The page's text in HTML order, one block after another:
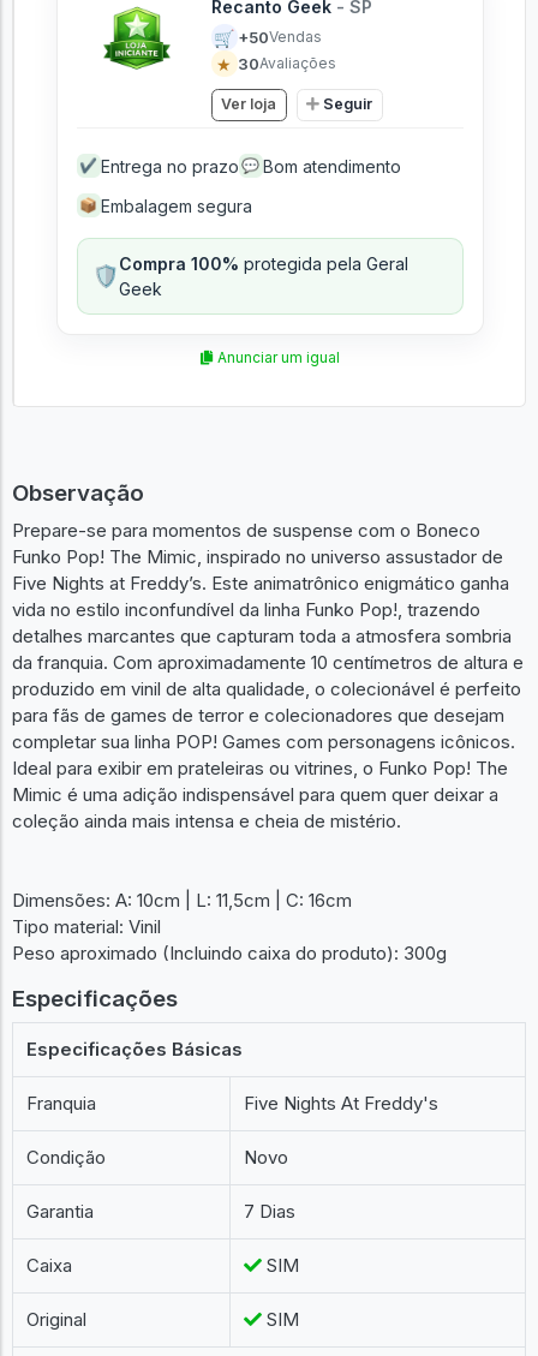
Recanto Geek - SP
🛒 +50Vendas
★ 30Avaliações
Ver loja Seguir
✔ Entrega no prazo 💬 Bom atendimento
📦 Embalagem segura
🛡️Compra 100% protegida pela Geral
Geek
Anunciar um igual
Observação
Prepare-se para momentos de suspense com o Boneco
Funko Pop! The Mimic, inspirado no universo assustador de
Five Nights at Freddy’s. Este animatrônico enigmático ganha
vida no estilo inconfundível da linha Funko Pop!, trazendo
detalhes marcantes que capturam toda a atmosfera sombria
da franquia. Com aproximadamente 10 centímetros de altura e
produzido em vinil de alta qualidade, o colecionável é perfeito
para fãs de games de terror e colecionadores que desejam
completar sua linha POP! Games com personagens icônicos.
Ideal para exibir em prateleiras ou vitrines, o Funko Pop! The
Mimic é uma adição indispensável para quem quer deixar a
coleção ainda mais intensa e cheia de mistério.
Dimensões: A: 10cm | L: 11,5cm | C: 16cm
Tipo material: Vinil
Peso aproximado (Incluindo caixa do produto): 300g
Especificações
Especificações Básicas
Franquia Five Nights At Freddy's
Condição Novo
Garantia 7 Dias
Caixa SIM
Original SIM